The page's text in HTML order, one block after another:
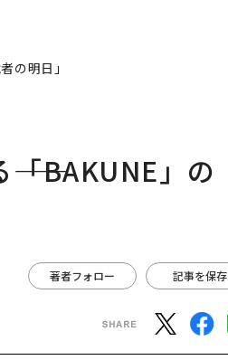
の明日」
「BAKUNE」の
著者フォロー 記事を保存